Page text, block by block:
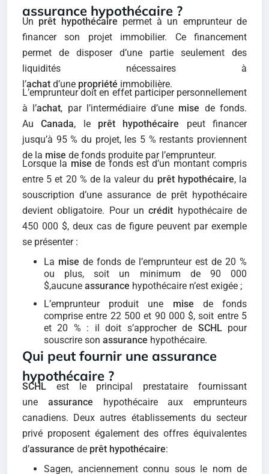
assurance hypothécaire ?
Un prêt hypothécaire permet à un emprunteur de
financer son projet immobilier. Ce financement
permet de disposer d’une partie seulement des
liquidités nécessaires à
l’achat d’une propriété immobilière.
L’emprunteur doit en effet participer personnellement
à l’achat, par l’intermédiaire d’une mise de fonds.
AuCanada, le prêt hypothécaire peut financer
jusqu’à 95 % du projet, les 5 % restants proviennent
de la mise de fonds produite par l’emprunteur.
Lorsque la mise de fonds est d’un montant compris
entre 5 et 20 % de la valeur du prêt hypothécaire, la
souscription d’une assurance de prêt hypothécaire
devient obligatoire. Pour uncrédit hypothécaire de
450 000 $, deux cas de figure peuvent par exemple
se présenter :
La mise de fonds de l’emprunteur est de 20 %
ou plus, soit un minimum de 90 000
$,aucune assurance hypothécaire n’est exigée ;
L’emprunteur produit une mise de fonds
comprise entre 22 500 et 90 000 $, soit entre 5
et 20 % : il doit s’approcher de SCHLpour
souscrire son assurance hypothécaire.
Qui peut fournir une assurance
hypothécaire ?
SCHL est le principal prestataire fournissant
une assurance hypothécaire aux emprunteurs
canadiens. Deux autres établissements du secteur
privé proposent également des offres équivalentes
d’assurance de prêt hypothécaire:
Sagen, anciennement connu sous le nom de